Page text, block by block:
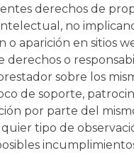
derechos de
no
o aparición en sitios
derechos o
sobre los
de soporte,
por parte del
tipo de